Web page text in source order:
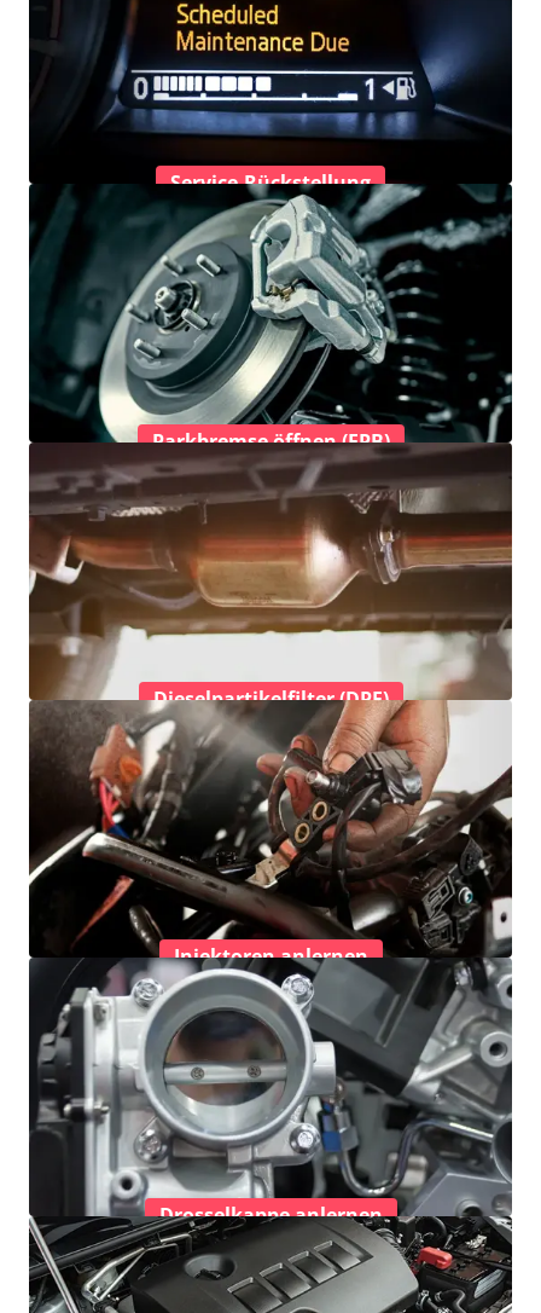
Service-Rückstellung
Parkbremse öffnen (EPB)
Dieselpartikelfilter (DPF)
Injektoren anlernen
Drosselkappe anlernen